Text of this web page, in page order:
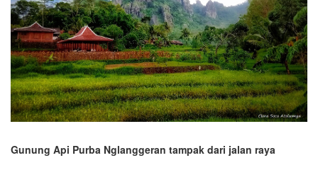
Gunung Api Purba Nglanggeran tampak dari jalan raya